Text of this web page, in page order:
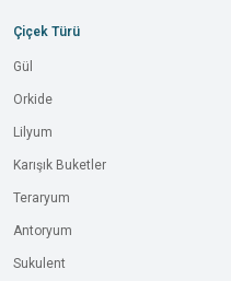
Çiçek Türü
Gül
Orkide
Lilyum
Karışık Buketler
Teraryum
Antoryum
Sukulent